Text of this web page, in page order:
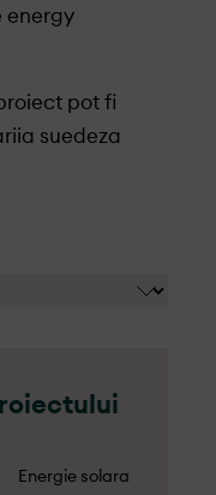
energy
pot fi
suedeza
Energie solara